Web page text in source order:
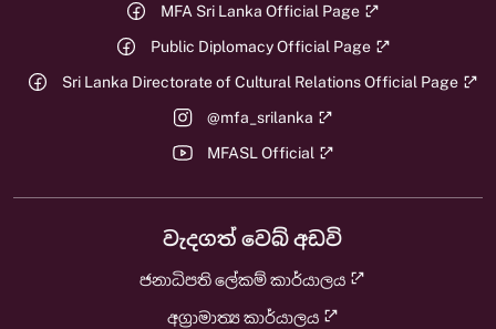
MFA Sri Lanka Official Page
Public Diplomacy Official Page
Sri Lanka Directorate of Cultural Relations Official Page
@mfa_srilanka
MFASL Official
වැදගත් වෙබ් අඩවි
ජනාධිපති ලේකම් කාර්යාලය
අග්‍රාමාත්‍ය කාර්යාලය